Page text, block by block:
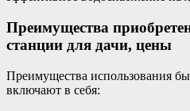
Преимущества
станции для дачи, цены
Преимущества использования
включают в себя: